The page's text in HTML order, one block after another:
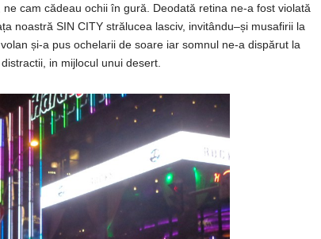
ne cam cădeau ochii în gură Deodată retina ne-a fost violată
noastră SIN CITY strălucea lasciv, invitându–și musafirii la
și-a pus ochelarii de soare iar somnul ne-a dispărut la
in mijlocul unui desert.